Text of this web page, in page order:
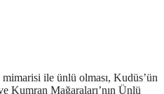
ile ünlü olması, Kudüs’ün
Kumran Mağaraları’nın Ünlü